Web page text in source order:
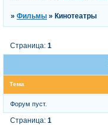
»Фильмы »Кинотеатры
Страница:1
Тема
Форум пуст.
Страница:1